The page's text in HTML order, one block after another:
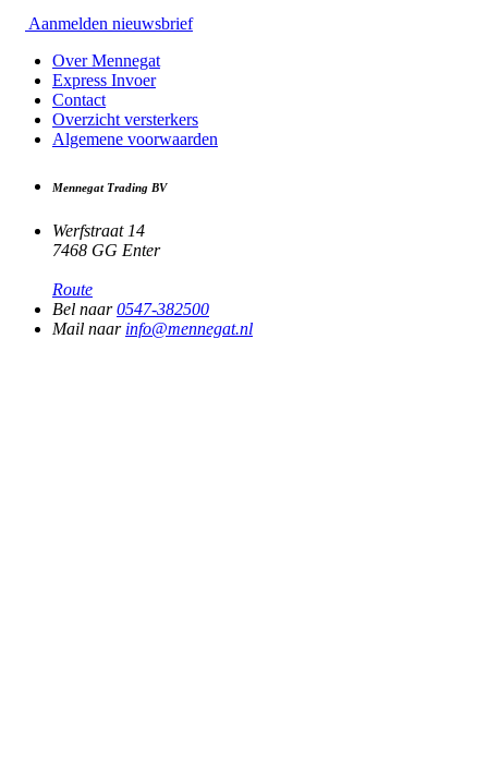
Aanmelden nieuwsbrief
Over Mennegat
Express Invoer
Contact
Overzicht versterkers
Algemene voorwaarden
Mennegat Trading BV
Werfstraat 14
7468 GG Enter
Route
Bel naar0547-382500
Mail naar info@mennegat.nl